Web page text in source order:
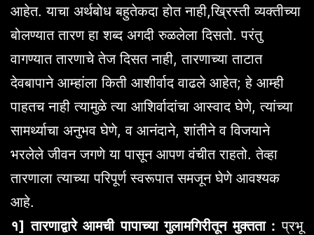
आहेत. याचा अर्थबोध बहुतेकदा होत नाही,ख्रिस्ती व्यक्तीच्या
बोलण्यात तारण हा शब्द अगदी रुळलेला दिसतो. परंतु
वागण्यात तारणाचे तेज दिसत नाही, तारणाच्या ताटात
देवबापाने आम्हांला किती आशीर्वाद वाढले आहेत; हे आम्ही
पाहतच नाही त्यामुळे त्या आशिर्वादांचा आस्वाद घेणे, त्यांच्या
सामर्थ्याचा अनुभव घेणे, व आनंदाने, शांतीने व विजयाने
भरलेले जीवन जगणे या पासून आपण वंचीत राहतो. तेव्हा
तारणाला त्याच्या परिपूर्ण स्वरूपात समजून घेणे आवश्यक
आहे.
१] तारणाद्वारे आमची पापाच्या गुलामगिरीतून मुक्तता :प्रभू